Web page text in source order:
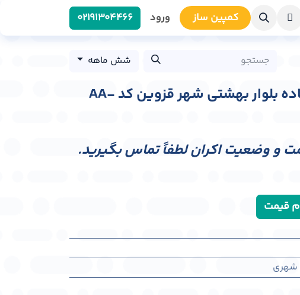
کمپین سا​​ز ورود 0219​1304466
شش ماهه
عرشه پل عابر پیاده بلوار بهشتی شهر قزوین کد AA-
و وضعیت اکران لطفاً تماس بگیرید.
قیمت
شهری